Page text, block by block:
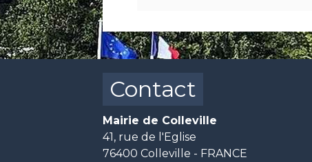
Contact
Mairie de Colleville
41, rue de l'Eglise
76400 Colleville - FRANCE